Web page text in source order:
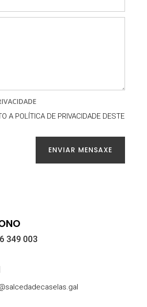
A POLÍTICA DE PRIVACIDADE DESTE
ENVIAR MENSAXE
349 003